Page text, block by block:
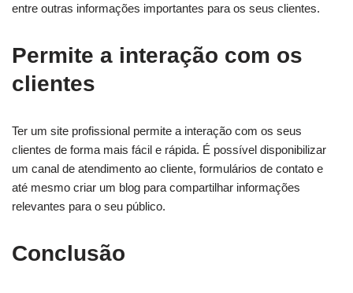
entre outras informações importantes para os seus clientes.
Permite a interação com os
clientes
Ter um site profissional permite a interação com os seus
clientes de forma mais fácil e rápida. É possível disponibilizar
um canal de atendimento ao cliente, formulários de contato e
até mesmo criar um blog para compartilhar informações
relevantes para o seu público.
Conclusão